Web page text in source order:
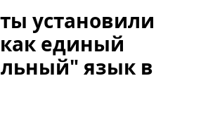
установили
единый
язык в